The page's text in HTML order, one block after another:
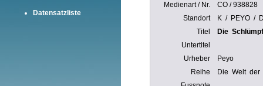
Datensatzliste
Medienart / Nr.
CO / 938828
Standort
K / PEYO /
Titel
Die
Untertitel
Urheber
Peyo
Reihe
Die Welt der